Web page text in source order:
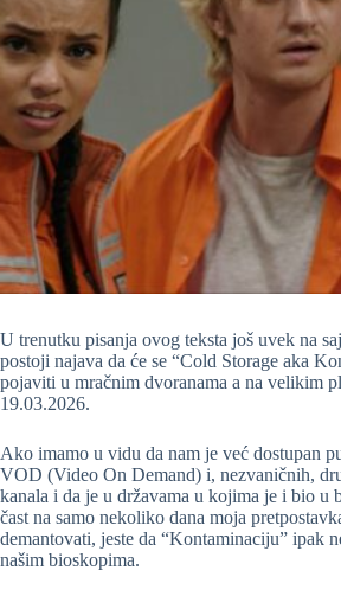
U trenutku pisanja ovog teksta još uvek na
postoji najava da će se “Cold Storage aka
pojaviti u mračnim dvoranama a na velikim
19.03.2026.
Ako imamo u vidu da nam je već dostupan
VOD (Video On Demand) i, nezvaničnih,
kanala i da je u državama u kojima je i bio u
čast na samo nekoliko dana moja
demantovati, jeste da “Kontaminaciju” ipak
našim bioskopima.